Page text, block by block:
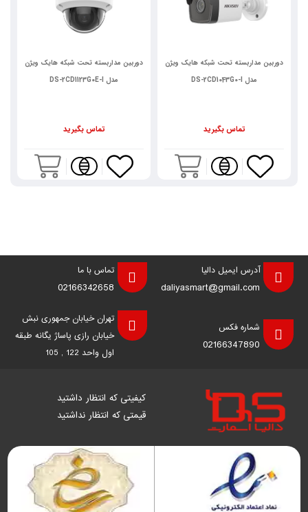
دوربین مداربسته تحت شبکه هایک ویژن
مدل DS-2CD1123G0E-I
تماس بگیرید
دوربین مداربسته تحت شبکه هایک ویژن
مدل DS-2CD1643G0-I
تماس بگیرید
آدرس ایمیل دالیا
daliyasmart@gmail.com
تماس با ما
02166342658
شماره فکس
02166347890
تهران خیابان جمهوری نبش
خیابان رازی پاساژ یگانه طبقه
اول واحد 122 , 105
کیفیتی که انتظار داشتید
قیمتی که انتظار نداشتید